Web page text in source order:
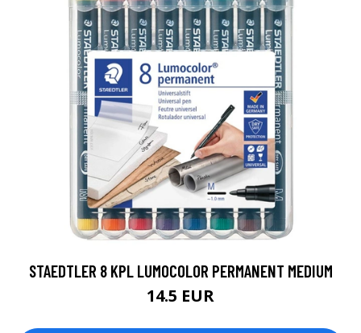
STAEDTLER 8 KPL LUMOCOLOR PERMANENT MEDIUM
14.5 EUR